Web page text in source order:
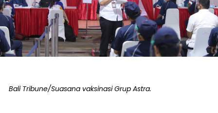
Bali Tribune/Suasana vaksinasi Grup Astra.